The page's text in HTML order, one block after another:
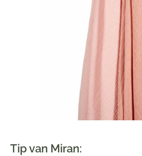
Tip van Miran: